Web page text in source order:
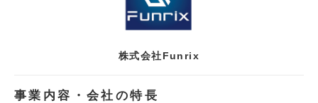
株式会社Funrix
事業内容・会社の特長